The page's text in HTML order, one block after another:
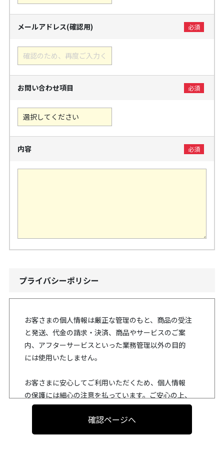
メールアドレス(確認用)
お問い合わせ項目
内容
プライバシーポリシー
お客さまの個人情報は厳正な管理のもと、商品の受注
と発送、代金の請求・決済、商品やサービスのご案
内、アフターサービスといった業務管理以外の目的
には使用いたしません。
お客さまに安心してご利用いただくため、個人情報
の保護には細心の注意を払っています。ご安心の上、
お買物を楽しみください。
※例外として、法令に定めにより要求された場合に
確認ページへ